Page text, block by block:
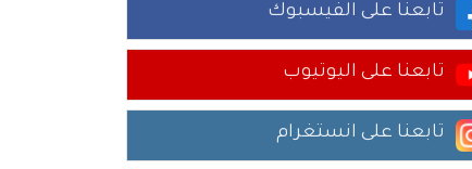
تابعنا على الفيسبوك
تابعنا على اليوتيوب
تابعنا على انستغرام